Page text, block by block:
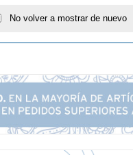
No volver a mostrar de nuevo